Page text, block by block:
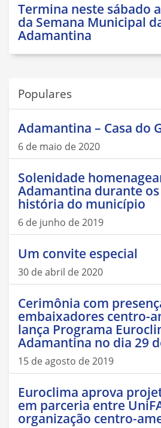
Termina neste sábado
da Semana Municipal
Adamantina
Populares
Adamantina – Casa do
6 de maio de 2020
Solenidade
Adamantina durante os
história do município
6 de junho de 2019
Um convite especial
30 de abril de 2020
Cerimônia com
embaixadores centro-
lança Programa
Adamantina no dia 29
15 de agosto de 2019
Euroclima aprova
em parceria entre
organização centro-